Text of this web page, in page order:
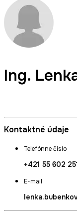
Ing.
Kontaktné údaje
Telefónne číslo
+421 55 602
E-mail